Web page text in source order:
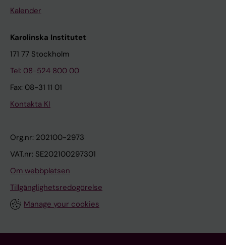
Kalender
Karolinska Institutet
171 77 Stockholm
Tel: 08-524 800 00
Fax: 08-31 11 01
Kontakta KI
Org.nr: 202100-2973
VAT.nr: SE202100297301
Om webbplatsen
Tillgänglighetsredogörelse
Manage your cookies